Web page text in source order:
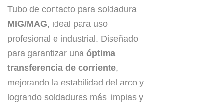
Tubo de contacto para soldadura
MIG/MAG, ideal para uso
profesional e industrial. Diseñado
para garantizar una óptima
transferencia de corriente,
mejorando la estabilidad del arco y
logrando soldaduras más limpias y